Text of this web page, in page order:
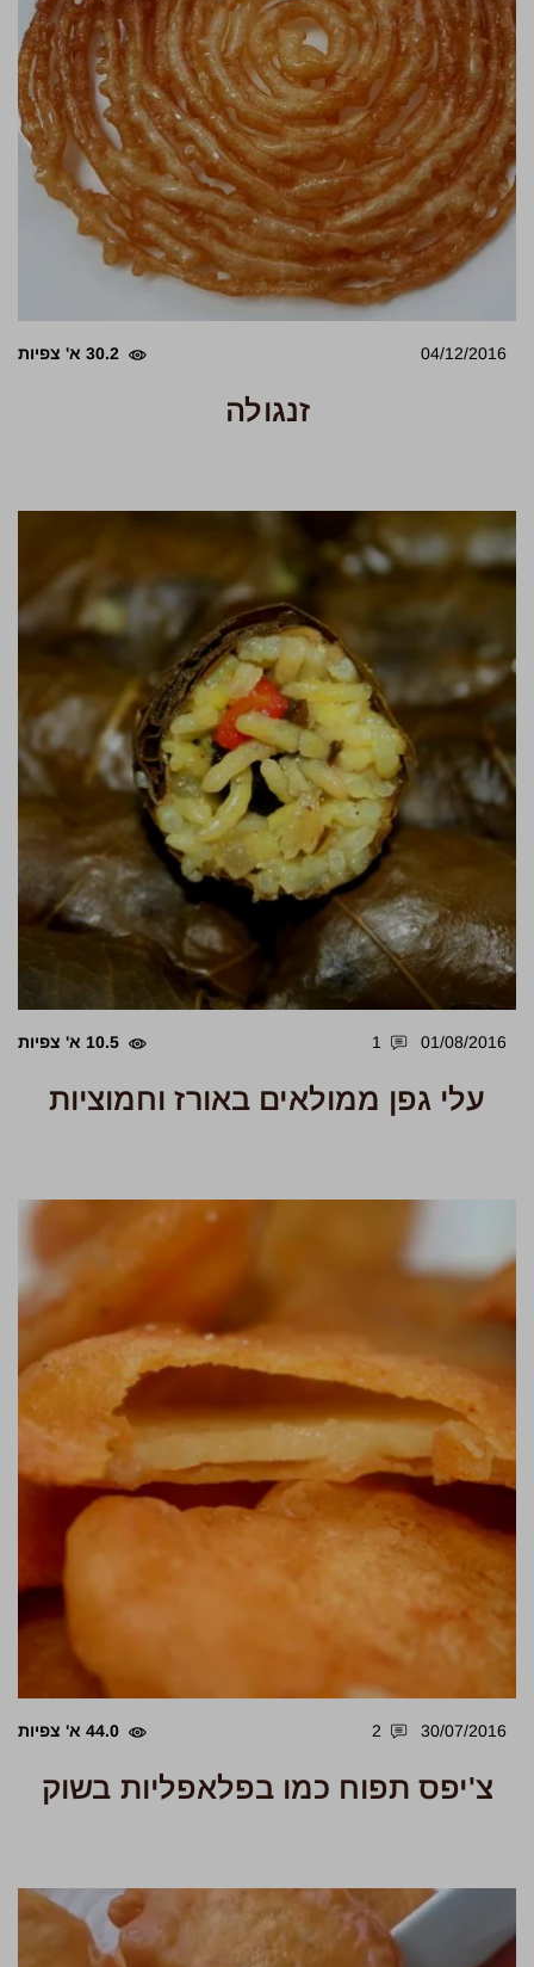
04/12/2016 30.2 א' צפיות
זנגולה
01/08/2016
1 10.5 א' צפיות
עלי גפן ממולאים באורז וחמוציות
30/07/2016
2 44.0 א' צפיות
צ'יפס תפוח כמו בפלאפליות בשוק